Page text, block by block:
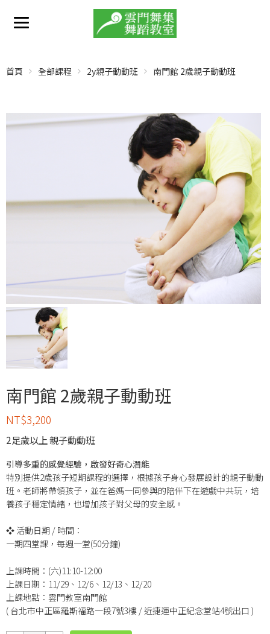
首頁 全部課程 2y親子動動班 南門館 2歲親子動動班
南門館 2歲親子動動班
NT$3,200
2足歲以上 親子動動班
引導多重的感覺經驗，啟發好奇心潛能
特別提供2歲孩子短期課程的選擇，根據孩子身心發展設計的親子動動
班。老師將帶領孩子，並在爸媽一同參與的陪伴下在遊戲中共玩，培
養孩子穩定情緒，也增加孩子對父母的安全感。
❖ 活動日期 / 時間：
一期四堂課，每週一堂(50分鐘)
上課時間：(六)11:10-12:00
上課日期：11/29、12/6、12/13、12/20
上課地點：雲門教室南門館
( 台北市中正區羅斯福路一段7號3樓 / 近捷運中正紀念堂站4號出口 )